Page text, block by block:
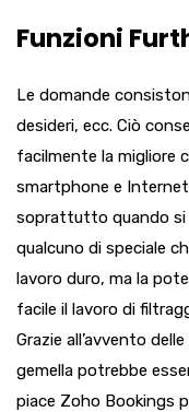
Funzioni
Le domande
desideri, ecc. Ciò
facilmente la migliore
smartphone e
soprattutto quando si
qualcuno di speciale
lavoro duro, ma la
facile il lavoro di
Grazie all’avvento
gemella potrebbe
piace Zoho Bookings